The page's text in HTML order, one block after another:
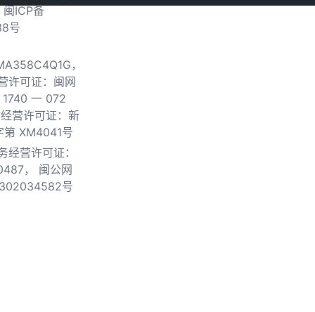
闽ICP备
号
，
许可证：闽网
一 072
营许可证：新
第 XM4041号
经营许可证：
，
闽公网
号